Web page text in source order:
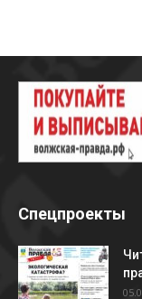
Спецпроекты